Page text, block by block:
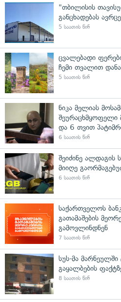
"თბილისის
განცხადებას
5 საათის წინ
ცვალებადი
ჩემი თვალით
5 საათის წინ
ნიკა მელიას
შეურაცხმყოფელი
და 6 თვით
6 საათის წინ
შეიძინე ალდაგის
მიიღე
6 საათის წინ
საქართველოს
გათამაშების
გამოვლინდნენ
7 საათის წინ
სუს-მა მარნეულში
გაყალბების
8 საათის წინ